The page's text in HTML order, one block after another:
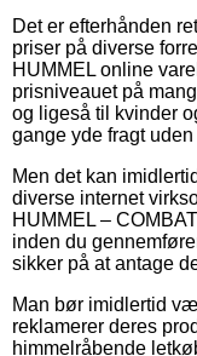
Det er efterhånden
priser på diverse
HUMMEL online
prisniveauet på
og ligeså til kvinder
gange yde fragt
Men det kan
diverse internet
HUMMEL –
inden du
sikker på at antage
Man bør imidlertid
reklamerer deres
himmelråbende